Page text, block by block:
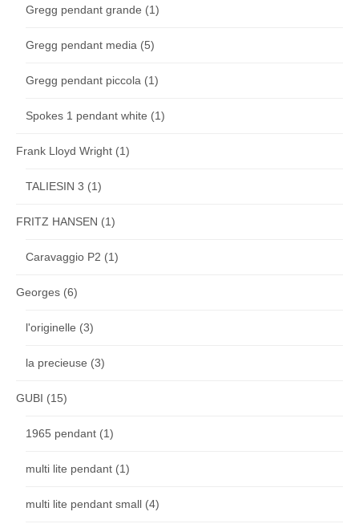
Gregg pendant grande (1)
Gregg pendant media (5)
Gregg pendant piccola (1)
Spokes 1 pendant white (1)
Frank Lloyd Wright (1)
TALIESIN 3 (1)
FRITZ HANSEN (1)
Caravaggio P2 (1)
Georges (6)
l'originelle (3)
la precieuse (3)
GUBI (15)
1965 pendant (1)
multi lite pendant (1)
multi lite pendant small (4)